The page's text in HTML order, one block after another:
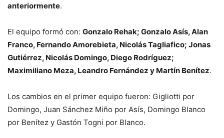
anteriormente.
El equipo formó con: Gonzalo Rehak; Gonzalo Asís, Alan
Franco, Fernando Amorebieta, Nicolás Tagliafico; Jonas
Gutiérrez, Nicolás Domingo, Diego Rodríguez;
Maximiliano Meza, Leandro Fernández y Martín Benítez.
Los cambios en el primer equipo fueron: Gigliotti por
Domingo, Juan Sánchez Miño por Asís, Domingo Blanco
por Benítez y Gastón Togni por Blanco.